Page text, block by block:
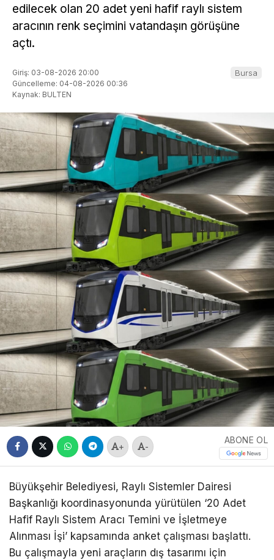
edilecek olan 20 adet yeni hafif raylı sistem
aracının renk seçimini vatandaşın görüşüne
açtı.
Giriş: 03-08-2026 20:00
Güncelleme: 04-08-2026 00:36
Kaynak: BULTEN
Bursa
+ -
ABONE OL
Büyükşehir Belediyesi, Raylı Sistemler Dairesi
Başkanlığı koordinasyonunda yürütülen ‘20 Adet
Hafif Raylı Sistem Aracı Temini ve İşletmeye
Alınması İşi’ kapsamında anket çalışması başlattı.
Bu çalışmayla yeni araçların dış tasarımı için